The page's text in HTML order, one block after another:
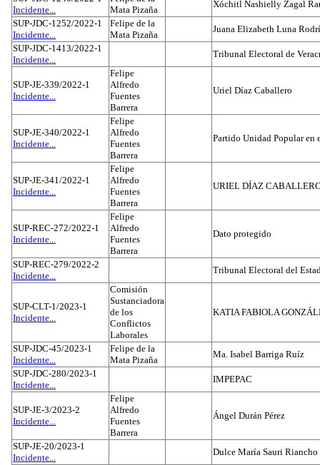
Incidente...
Mata Pizaña
Xóchitl Nashielly Zagal
SUP-JDC-1252/2022-1
Incidente...
Felipe de la
Mata Pizaña
Juana Elizabeth Luna
SUP-JDC-1413/2022-1
Incidente...
Tribunal Electoral de
SUP-JE-339/2022-1
Incidente...
Felipe
Alfredo
Fuentes
Barrera
Uriel Díaz Caballero
SUP-JE-340/2022-1
Incidente...
Felipe
Alfredo
Fuentes
Barrera
Partido Unidad Popular en
SUP-JE-341/2022-1
Incidente...
Felipe
Alfredo
Fuentes
Barrera
URIEL DÍAZ
SUP-REC-272/2022-1
Incidente...
Felipe
Alfredo
Fuentes
Barrera
Dato protegido
SUP-REC-279/2022-2
Incidente...
Tribunal Electoral del
SUP-CLT-1/2023-1
Incidente...
Comisión
Sustanciadora
de los
Conflictos
Laborales
KATIA FABIOLA
SUP-JDC-45/2023-1
Incidente...
Felipe de la
Mata Pizaña
Ma. Isabel Barriga Ruíz
SUP-JDC-280/2023-1
Incidente...
IMPEPAC
SUP-JE-3/2023-2
Incidente...
Felipe
Alfredo
Fuentes
Barrera
Ángel Durán Pérez
SUP-JE-20/2023-1
Incidente...
Dulce María Sauri